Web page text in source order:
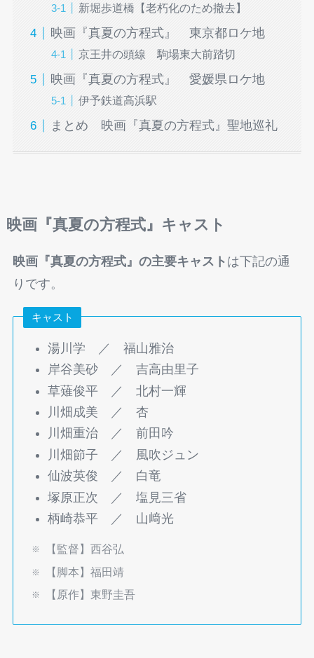
新堀歩道橋【老朽化のため撤去】
映画『真夏の方程式』 東京都ロケ地
京王井の頭線 駒場東大前踏切
映画『真夏の方程式』 愛媛県ロケ地
伊予鉄道高浜駅
まとめ 映画『真夏の方程式』聖地巡礼
映画『真夏の方程式』 キャスト
映画『真夏の方程式』 の主要キャスト は下記の通
りです。
キャスト
湯川学 ／ 福山雅治
岸谷美砂 ／ 吉高由里子
草薙俊平 ／ 北村一輝
川畑成美 ／ 杏
川畑重治 ／ 前田吟
川畑節子 ／ 風吹ジュン
仙波英俊 ／ 白竜
塚原正次 ／ 塩見三省
柄崎恭平 ／ 山﨑光
【監督】西谷弘
【脚本】福田靖
【原作】東野圭吾